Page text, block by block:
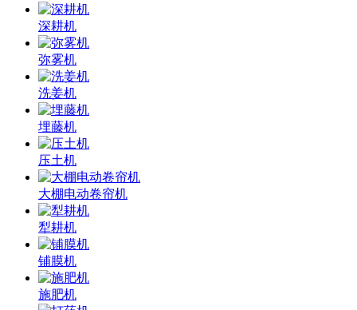
深耕机
弥雾机
洗姜机
埋藤机
压土机
大棚电动卷帘机
犁耕机
铺膜机
施肥机